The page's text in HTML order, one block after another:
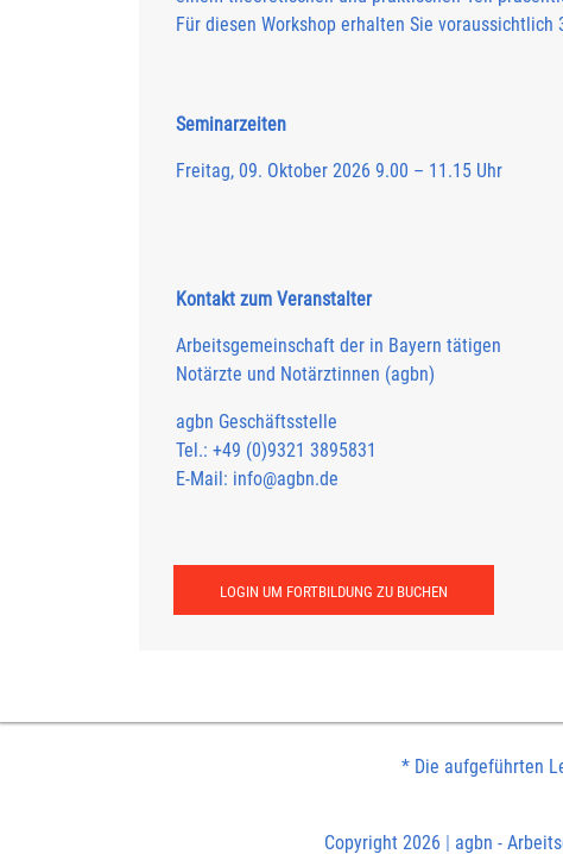
Für diesen Workshop erhalten Sie voraussichtlich
Seminarzeiten
Freitag, 09. Oktober 2026 9.00 – 11.15 Uhr
Kontakt zum Veranstalter
Arbeitsgemeinschaft der in Bayern tätigen
Notärzte und Notärztinnen (agbn)
agbn Geschäftsstelle
Tel.: +49 (0)9321 3895831
E-Mail: info@agbn.de
LOGIN UM FORTBILDUNG ZU BUCHEN
* Die aufgeführten
Copyright 2026 | agbn -